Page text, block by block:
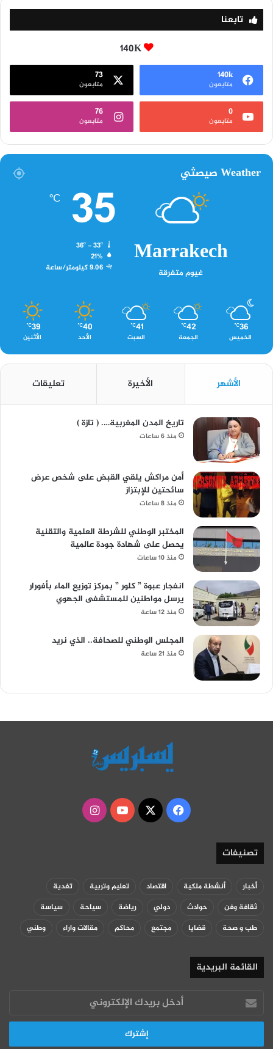
تابعنا
140K
140k
متابعون
73
متابعون
0
متابعون
76
متابعون
Weather صيصثي
Marrakech
غيوم متفرقة
35
℃
36º - 33º
21%
9.06 كيلومتر/ساعة
36
℃
الخميس
42
℃
الجمعة
41
℃
السبت
40
℃
الأحد
39
℃
الأثنين
الأشهر الأخيرة تعليقات
تاريخ المدن المغربية…. ( تازة )
منذ 6 ساعات
أمن مراكش يلقي القبض على شخص عرض
سائحتين للإبتزاز
منذ 8 ساعات
المختبر الوطني للشرطة العلمية والتقنية
يحصل على شهادة جودة عالمية
منذ 10 ساعات
انفجار عبوة ” كلور ” بمركز توزيع الماء بأفورار
يرسل مواطنين للمستشفى الجهوي
منذ 12 ساعة
المجلس الوطني للصحافة.. الذي نريد
منذ 21 ساعة
فيسبوك
‫X
‫YouTubeانستقرام
تصنيفات
أخبار أنشطة ملكية اقتصاد تعليم وتربية
تغدية
ثقافة وفن
حوادث دولي رياضة سياحة
سياسة
طب و صحة
قضايا مجتمع محاكم مقالات واراء وطني
القائمة البريدية
أدخل
بريدك
الإلكتروني